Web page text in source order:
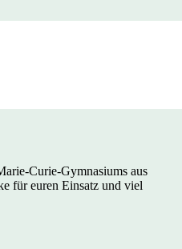
Curie-Gymnasiums aus
für euren Einsatz und viel